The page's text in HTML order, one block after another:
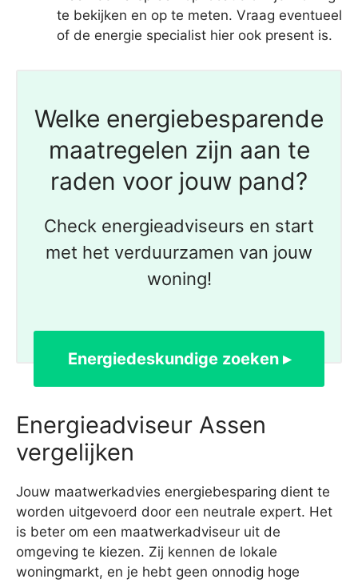
te bekijken en op te meten. Vraag eventueel
of de energie specialist hier ook present is.
Welke energiebesparende
maatregelen zijn aan te
raden voor jouw pand?
Check energieadviseurs en start
met het verduurzamen van jouw
woning!
Energiedeskundige zoeken ▸
Energieadviseur Assen
vergelijken
Jouw maatwerkadvies energiebesparing dient te
worden uitgevoerd door een neutrale expert. Het
is beter om een maatwerkadviseur uit de
omgeving te kiezen. Zij kennen de lokale
woningmarkt, en je hebt geen onnodig hoge